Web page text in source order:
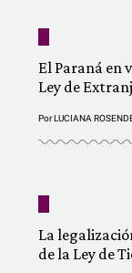
El Paraná en
Ley de
PorLUCIANA
La
de la Ley de